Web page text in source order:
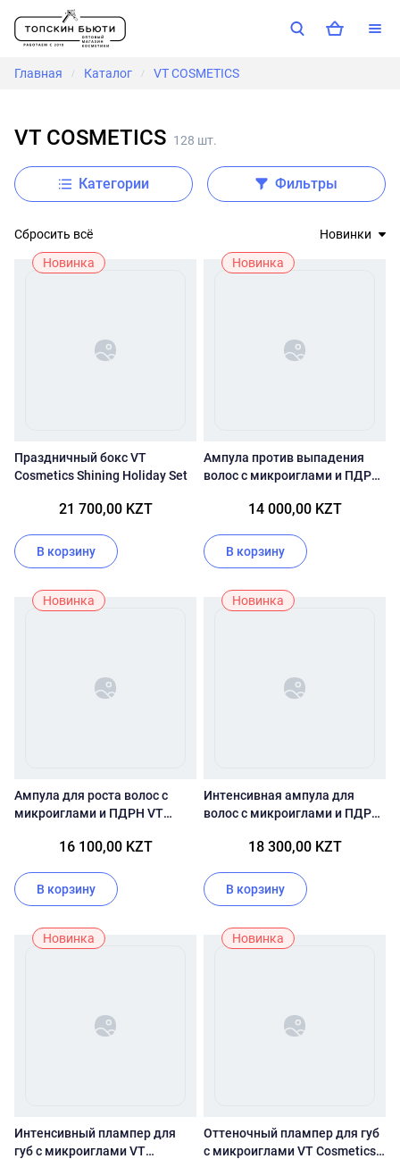
Главная / Каталог / VT COSMETICS
VT COSMETICS 128 шт.
Категории Фильтры
Сбросить всё
Новинки
Новинка
Праздничный бокс VT
Cosmetics Shining Holiday Set
21 700,00 KZT
В корзину
Новинка
Ампула против выпадения
волос с микроиглами и ПДРН
Shot Hair Ampoule 100dL
14 000,00 KZT
В корзину
Новинка
Ампула для роста волос с
микроиглами и ПДРН VT
Hair Ampoule 300dL
16 100,00 KZT
В корзину
Новинка
Интенсивная ампула для
волос с микроиглами и ПДРН
Shot Hair Ampoule 700dL
18 300,00 KZT
В корзину
Новинка
Интенсивный плампер для
губ с микроиглами VT
Новинка
Оттеночный плампер для губ
с микроиглами VT Cosmetics